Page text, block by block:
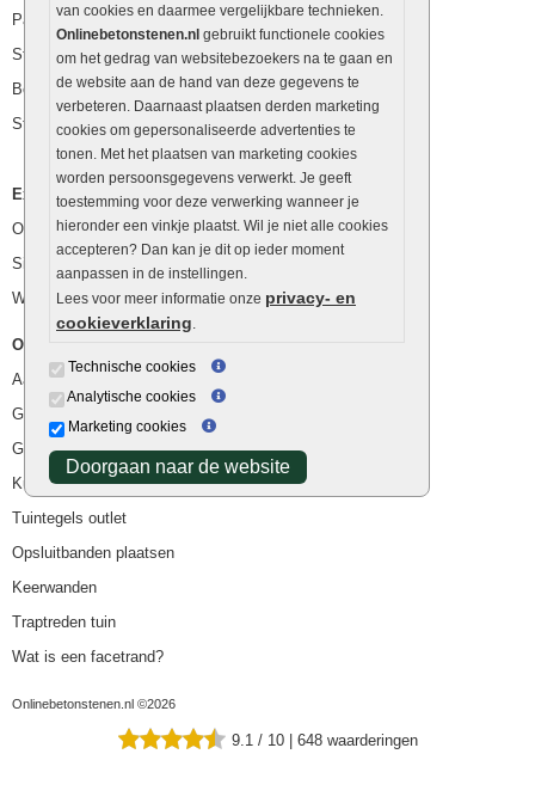
van cookies en daarmee vergelijkbare technieken.
Onlinebetonstenen.nl gebruikt functionele cookies
om het gedrag van websitebezoekers na te gaan en
de website aan de hand van deze gegevens te
verbeteren. Daarnaast plaatsen derden marketing
cookies om gepersonaliseerde advertenties te
tonen. Met het plaatsen van marketing cookies
worden persoonsgegevens verwerkt. Je geeft
toestemming voor deze verwerking wanneer je
hieronder een vinkje plaatst. Wil je niet alle cookies
accepteren? Dan kan je dit op ieder moment
aanpassen in de instellingen.
Lees voor meer informatie onze privacy- en
cookieverklaring
Technische cookies
Analytische cookies
Marketing cookies
Doorgaan naar de website
Palissaden
Stapelblokken
Betonblokken
Stapelstenen
Extra benodigdheden
Ophoogzand
Siergrind en siersplit
Waterafvoer
Overig
Aanbiedingen
Goedkope bestrating
Goedkope tuintegels
Kunstgras
Tuintegels outlet
Opsluitbanden plaatsen
Keerwanden
Traptreden tuin
Wat is een facetrand?
Onlinebetonstenen.nl ©2026
9.1 / 10 | 648 waarderingen